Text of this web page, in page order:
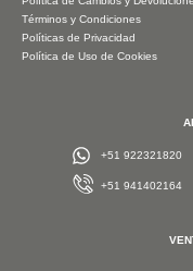
Términos y Condiciones
Políticas de Privacidad
Política de Uso de Cookies
+51 922321820
+51 941402164